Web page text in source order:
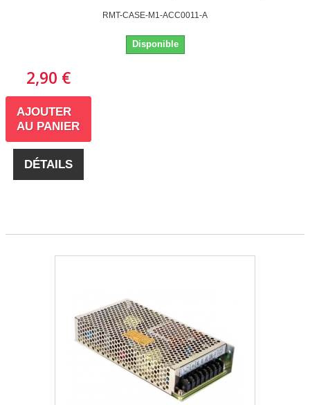
RMT-CASE-M1-ACC0011-A
Disponible
2,90 €
AJOUTER
AU PANIER
DÉTAILS